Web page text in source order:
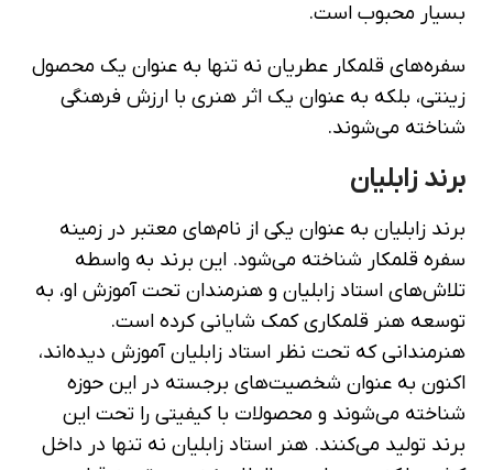
بسیار محبوب است.
سفره‌های قلمکار عطریان نه تنها به عنوان یک محصول
زینتی، بلکه به عنوان یک اثر هنری با ارزش فرهنگی
شناخته می‌شوند.
برند زابلیان
برند زابلیان به عنوان یکی از نام‌های معتبر در زمینه
سفره قلمکار شناخته می‌شود. این برند به واسطه
تلاش‌های استاد زابلیان و هنرمندان تحت آموزش او، به
توسعه هنر قلمکاری کمک شایانی کرده است.
هنرمندانی که تحت نظر استاد زابلیان آموزش دیده‌اند،
اکنون به عنوان شخصیت‌های برجسته در این حوزه
شناخته می‌شوند و محصولات با کیفیتی را تحت این
برند تولید می‌کنند. هنر استاد زابلیان نه تنها در داخل